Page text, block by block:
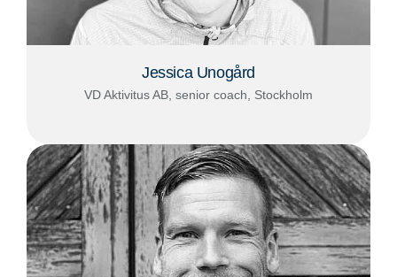
Jessica Unogård
VD Aktivitus AB, senior coach, Stockholm